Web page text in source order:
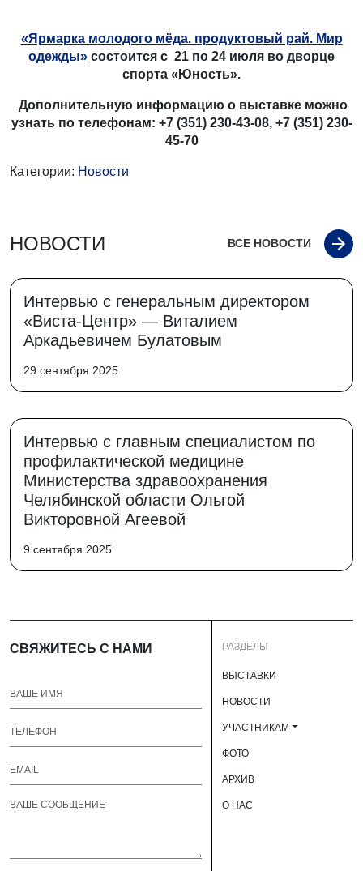
«Ярмарка молодого мёда. продуктовый рай. Мир
одежды» состоится с 21 по 24 июля во дворце
спорта «Юность».
Дополнительную информацию о выставке можно
узнать по телефонам: +7 (351) 230-43-08, +7 (351) 230-
45-70
Категории: Новости
НОВОСТИ ВСЕ НОВОСТИ
Интервью с генеральным директором
«Виста-Центр» — Виталием
Аркадьевичем Булатовым
29 сентября 2025
Интервью с главным специалистом по
профилактической медицине
Министерства здравоохранения
Челябинской области Ольгой
Викторовной Агеевой
9 сентября 2025
СВЯЖИТЕСЬ С НАМИ РАЗДЕЛЫ
ВЫСТАВКИ
НОВОСТИ
УЧАСТНИКАМ
ФОТО
АРХИВ
О НАС